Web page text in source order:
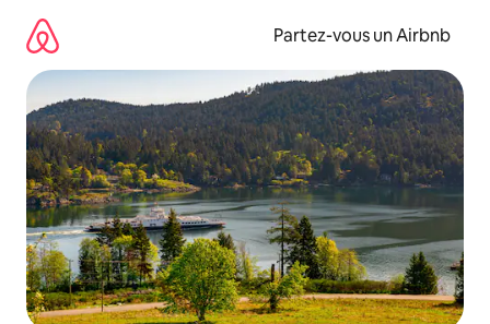
directement
contenu
Partez-vous un Airbnb